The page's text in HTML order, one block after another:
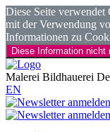
Diese Seite verwendet
mit der Verwendung
Informationen zu
Diese Information nicht
Malerei Bildhauerei
EN